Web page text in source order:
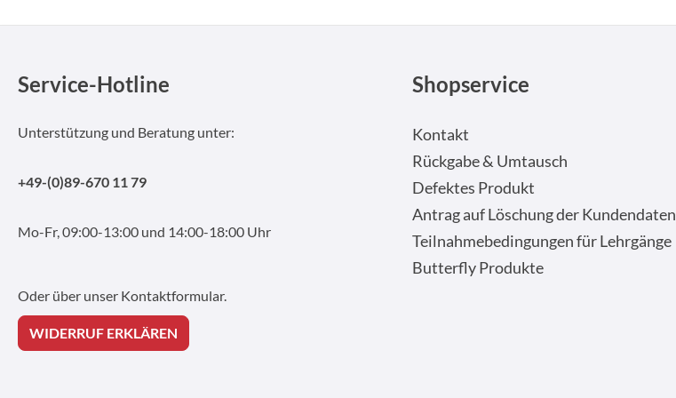
Service-Hotline
Unterstützung und Beratung unter:
+49-(0)89-670 11 79
Mo-Fr, 09:00-13:00 und 14:00-18:00 Uhr
Oder über unser Kontaktformular.
WIDERRUF ERKLÄREN
Shopservice
Kontakt
Rückgabe & Umtausch
Defektes Produkt
Antrag auf Löschung der Kundendaten
Teilnahmebedingungen für Lehrgänge
Butterfly Produkte